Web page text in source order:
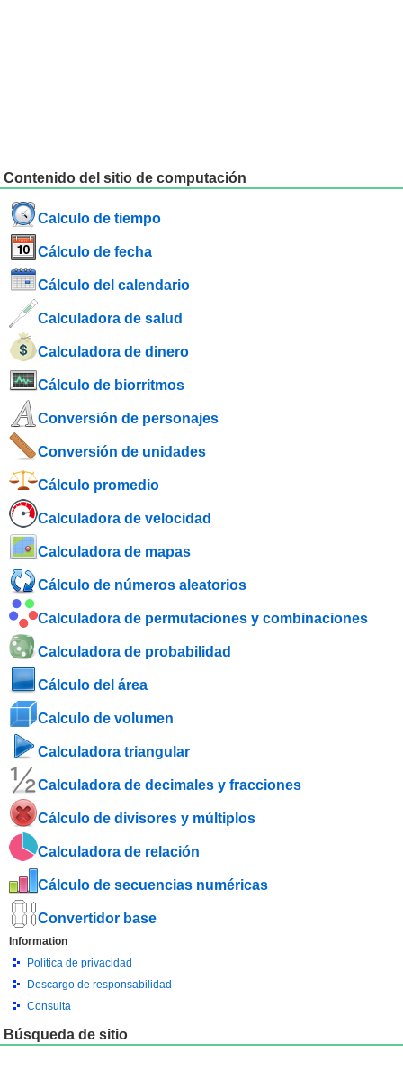
Contenido del sitio de computación
Calculo de tiempo
Cálculo de fecha
Cálculo del calendario
Calculadora de salud
Calculadora de dinero
Cálculo de biorritmos
Conversión de personajes
Conversión de unidades
Cálculo promedio
Calculadora de velocidad
Calculadora de mapas
Cálculo de números aleatorios
Calculadora de permutaciones y combinaciones
Calculadora de probabilidad
Cálculo del área
Calculo de volumen
Calculadora triangular
Calculadora de decimales y fracciones
Cálculo de divisores y múltiplos
Calculadora de relación
Cálculo de secuencias numéricas
Convertidor base
Information
Política de privacidad
Descargo de responsabilidad
Consulta
Búsqueda de sitio